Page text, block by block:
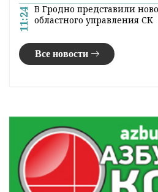
11:24 В Гродно представили
областного управления СК
Все новости